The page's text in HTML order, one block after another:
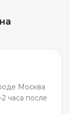
на
Москва
часа после